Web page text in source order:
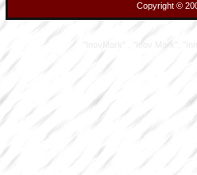
Copyright ©
"InovMark" , "Inov Mark",